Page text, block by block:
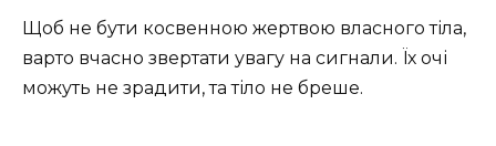
Щоб не бути косвенною жертвою власного тіла,
варто вчасно звертати увагу на сигнали. Їх очі
можуть не зрадити, та тіло не бреше.